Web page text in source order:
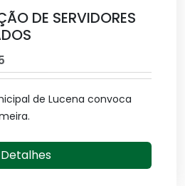
DE SERVIDORES
de Lucena convoca
Detalhes